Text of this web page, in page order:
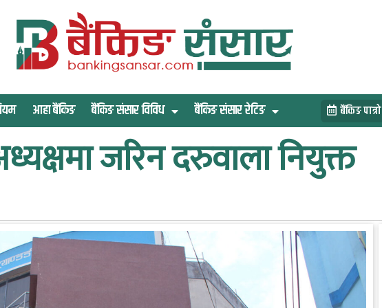
आहा बैंकिङ बैंकिङ संसार विविध बैंकिङ संसार रेटिङ बैंकिङ पात्रो
जरिन दरुवाला नियुक्त